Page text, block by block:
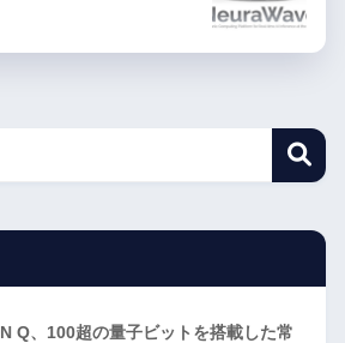
Q、100超の量子ビットを搭載した常